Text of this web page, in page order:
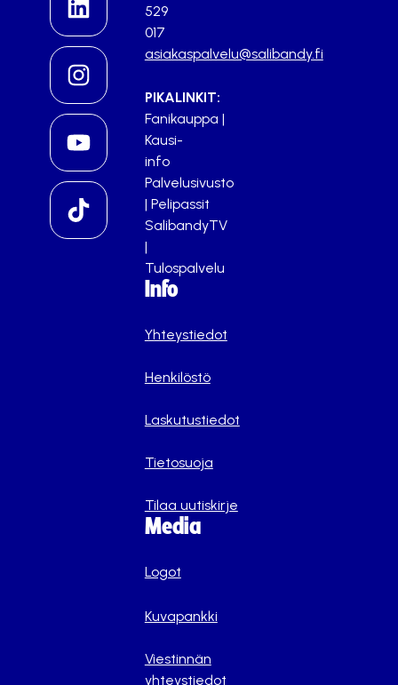
529
017
asiakaspalvelu@salibandy.fi
PIKALINKIT:
Fanikauppa |
Kausi-
info
Palvelusivusto
| Pelipassit
SalibandyTV
|
Tulospalvelu
Info
Yhteystiedot
Henkilöstö
Laskutustiedot
Tietosuoja
Tilaa uutiskirje
Media
Logot
Kuvapankki
Viestinnän
yhteystiedot